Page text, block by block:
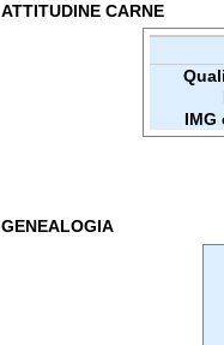
ATTITUDINE CARNE
IMG
GENEALOGIA